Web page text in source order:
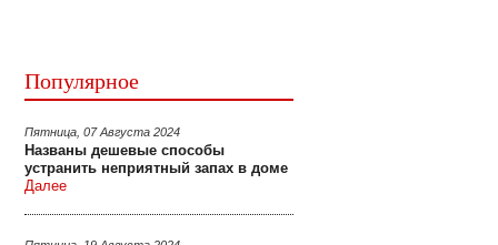
Популярное
Пятница, 07 Августа 2024
Названы дешевые способы
устранить неприятный запах в доме
Далее